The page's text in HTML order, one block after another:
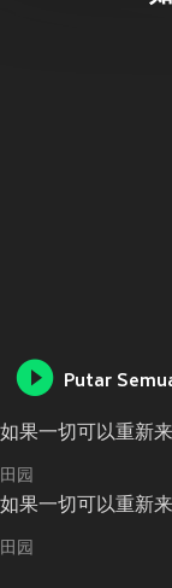
Putar
如果一切可以重新
田园
如果一切可以重新
田园